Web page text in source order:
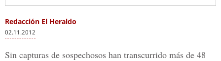
Redacción El Heraldo
02.11.2012
Sin capturas de sospechosos han transcurrido más de 48